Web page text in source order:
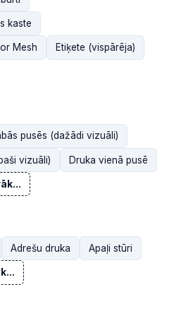
kaste
Mesh Etiķete (vispārēja)
pusēs (dažādi vizuāli)
vizuāli) Druka vienā pusē
Adrešu druka Apaļi stūri